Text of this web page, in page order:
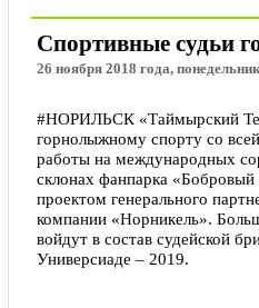
Спортивные судьи
26 ноября 2018 года,
#НОРИЛЬСК «Таймырский
горнолыжному спорту со
работы на международных
склонах фанпарка
проектом генерального
компании «Норникель».
войдут в состав судейской
Универсиаде – 2019.